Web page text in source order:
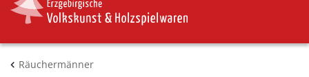
Räuchermänner